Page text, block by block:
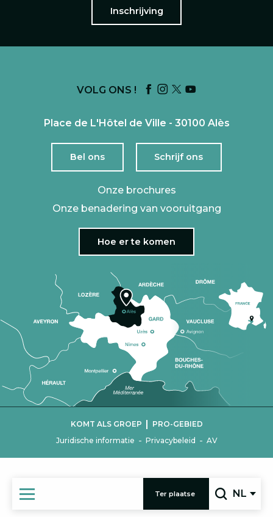
Ter plaatse NL
Inschrijving
VOLG ONS !
Place de L'Hôtel de Ville - 30100 Alès
Bel ons Schrijf ons
Onze brochures
Onze benadering van vooruitgang
Hoe er te komen
Juridische informatie - Privacybeleid - AV
KOMT ALS GROEP | PRO-GEBIED